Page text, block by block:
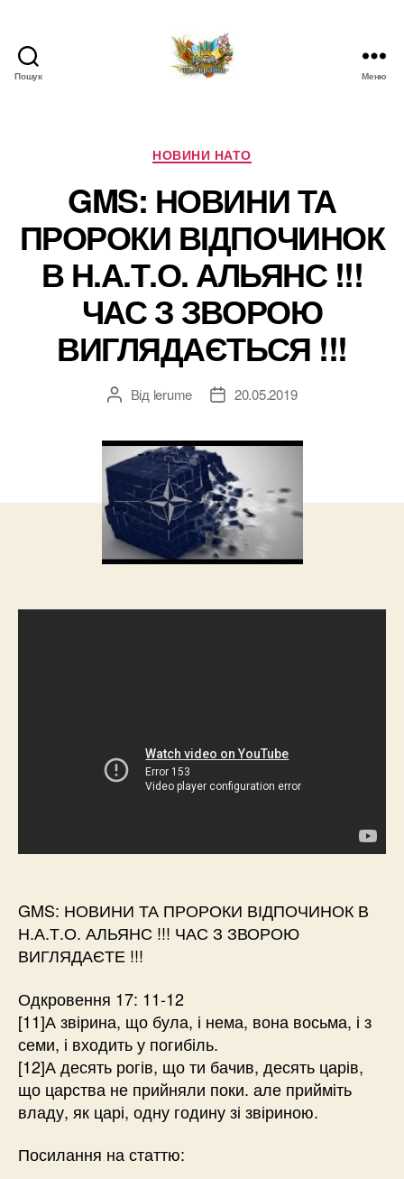
Пошук
Новини
про
НАТО
в
Україні
Меню
Категорії
НОВИНИ НАТО
GMS: НОВИНИ ТА
ПРОРОКИ ВІДПОЧИНОК
В Н.А.Т.О. АЛЬЯНС !!!
ЧАС З ЗВОРОЮ
ВИГЛЯДАЄТЬСЯ !!!
Автор
Від lerume
Дата20.05.2019
GMS: НОВИНИ ТА ПРОРОКИ ВІДПОЧИНОК В
Н.А.Т.О. АЛЬЯНС !!! ЧАС З ЗВОРОЮ
ВИГЛЯДАЄТЕ !!!
Одкровення 17: 11-12
[11]А звірина, що була, і нема, вона восьма, і з
семи, і входить у погибіль.
[12]А десять рогів, що ти бачив, десять царів,
що царства не прийняли поки. але прийміть
владу, як царі, одну годину зі звіриною.
Посилання на статтю: